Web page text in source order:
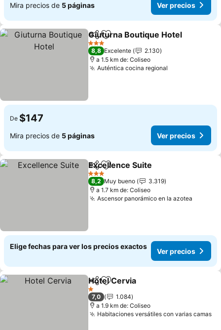
Mira precios de 5 páginas Ver precios
CompartirAgregar a favoritos
Giuturna Boutique Hotel
3 Estrellas
8,8 Excelente
2.130
a 1.5 km de: Coliseo
Auténtica cocina regional
De $147
Mira precios de 5 páginas Ver precios
CompartirAgregar a favoritos
Excellence Suite
3 Estrellas
8,2 Muy bueno
3.319
a 1.7 km de: Coliseo
Ascensor panorámico en la azotea
Elige fechas para ver los precios exactos
Ver precios
CompartirAgregar a favoritos
Hotel Cervia
1 Estrellas
7,0
1.084
a 1.9 km de: Coliseo
Habitaciones versátiles con varias camas